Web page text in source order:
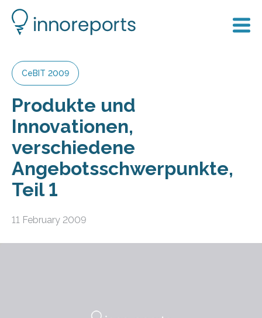
CeBIT 2009
Produkte und
Innovationen,
verschiedene
Angebotsschwerpunkte,
Teil 1
11 February 2009